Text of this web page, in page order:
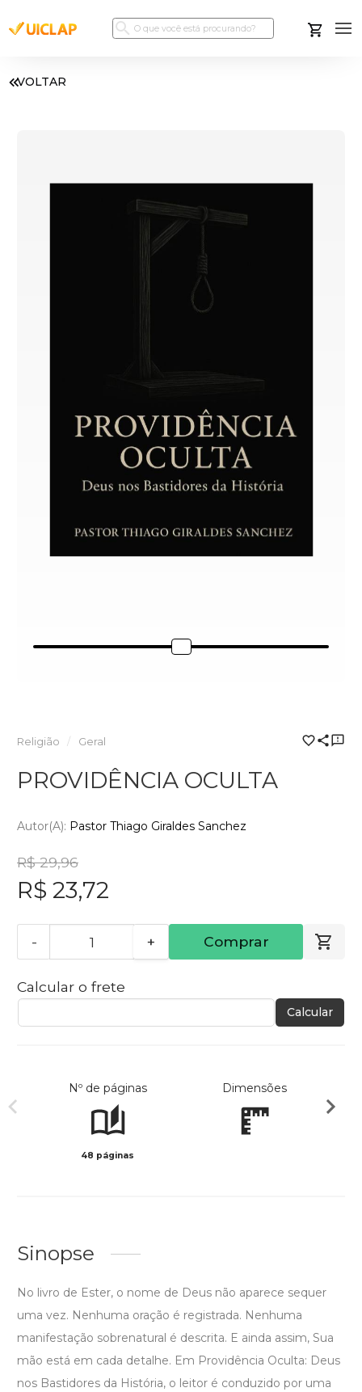
VOLTAR
Religião Geral
PROVIDÊNCIA OCULTA
Autor(a): Pastor Thiago Giraldes Sanchez
R$ 29,96
R$ 23,72
- + Comprar
Calcular o frete
Calcular
Nº de páginas
48 páginas
Dimensões
Sinopse
No livro de Ester, o nome de Deus não aparece sequer
uma vez. Nenhuma oração é registrada. Nenhuma
manifestação sobrenatural é descrita. E ainda assim, Sua
mão está em cada detalhe. Em Providência Oculta: Deus
nos Bastidores da História, o leitor é conduzido por uma